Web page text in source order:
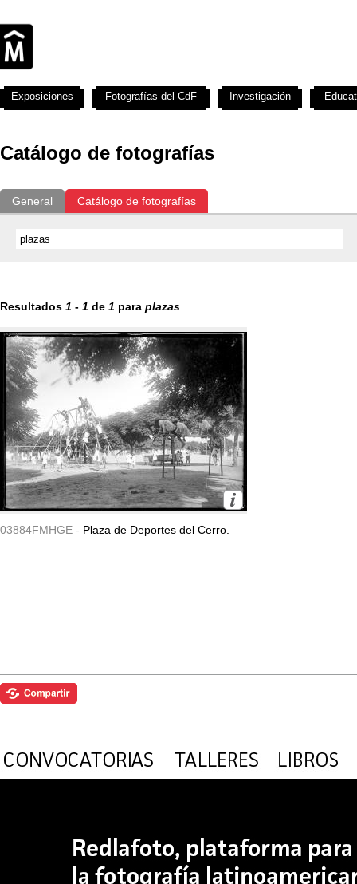
Catálogo de fotografías
General Catálogo de fotografías
Resultados 1 - 1 de 1 para plazas
03884FMHGE - Plaza de Deportes del Cerro.
Exposiciones Fotografías del CdF Investigación